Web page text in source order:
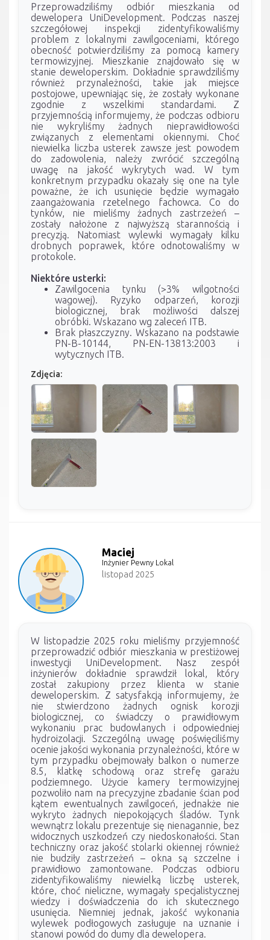
Przeprowadziliśmy odbiór mieszkania od
dewelopera UniDevelopment. Podczas naszej
szczegółowej inspekcji zidentyfikowaliśmy
problem z lokalnymi zawilgoceniami, którego
obecność potwierdziliśmy za pomocą kamery
termowizyjnej. Mieszkanie znajdowało się w
stanie deweloperskim. Dokładnie sprawdziliśmy
również przynależności, takie jak miejsce
postojowe, upewniając się, że zostały wykonane
zgodnie z wszelkimi standardami. Z
przyjemnością informujemy, że podczas odbioru
nie wykryliśmy żadnych nieprawidłowości
związanych z elementami okiennymi. Choć
niewielka liczba usterek zawsze jest powodem
do zadowolenia, należy zwrócić szczególną
uwagę na jakość wykrytych wad. W tym
konkretnym przypadku okazały się one na tyle
poważne, że ich usunięcie będzie wymagało
zaangażowania rzetelnego fachowca. Co do
tynków, nie mieliśmy żadnych zastrzeżeń –
zostały nałożone z najwyższą starannością i
precyzją. Natomiast wylewki wymagały kilku
drobnych poprawek, które odnotowaliśmy w
protokole.
Niektóre usterki:
Zawilgocenia tynku (>3% wilgotności
wagowej). Ryzyko odparzeń, korozji
biologicznej, brak możliwości dalszej
obróbki. Wskazano wg zaleceń ITB.
Brak płaszczyzny. Wskazano na podstawie
PN-B-10144, PN-EN-13813:2003 i
wytycznych ITB.
Zdjęcia:
Maciej
Inżynier Pewny Lokal
listopad 2025
W listopadzie 2025 roku mieliśmy przyjemność
przeprowadzić odbiór mieszkania w prestiżowej
inwestycji UniDevelopment. Nasz zespół
inżynierów dokładnie sprawdził lokal, który
został zakupiony przez klienta w stanie
deweloperskim. Z satysfakcją informujemy, że
nie stwierdzono żadnych ognisk korozji
biologicznej, co świadczy o prawidłowym
wykonaniu prac budowlanych i odpowiedniej
hydroizolacji. Szczególną uwagę poświęciliśmy
ocenie jakości wykonania przynależności, które w
tym przypadku obejmowały balkon o numerze
8.5, klatkę schodową oraz strefę garażu
podziemnego. Użycie kamery termowizyjnej
pozwoliło nam na precyzyjne zbadanie ścian pod
kątem ewentualnych zawilgoceń, jednakże nie
wykryto żadnych niepokojących śladów. Tynk
wewnątrz lokalu prezentuje się nienagannie, bez
widocznych uszkodzeń czy niedoskonałości. Stan
techniczny oraz jakość stolarki okiennej również
nie budziły zastrzeżeń – okna są szczelne i
prawidłowo zamontowane. Podczas odbioru
zidentyfikowaliśmy niewielką liczbę usterek,
które, choć nieliczne, wymagały specjalistycznej
wiedzy i doświadczenia do ich skutecznego
usunięcia. Niemniej jednak, jakość wykonania
wylewek podłogowych zasługuje na uznanie i
stanowi powód do dumy dla dewelopera.